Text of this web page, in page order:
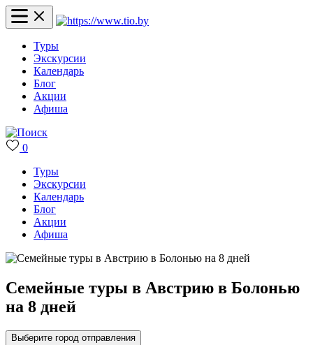
Туры
Экскурсии
Календарь
Блог
Акции
Афиша
0
Туры
Экскурсии
Календарь
Блог
Акции
Афиша
Семейные туры в Австрию в Болонью
на 8 дней
Выберите город отправления